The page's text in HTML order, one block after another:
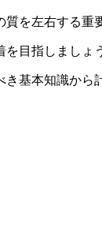
を左右する重
目指しましょ
基本知識か